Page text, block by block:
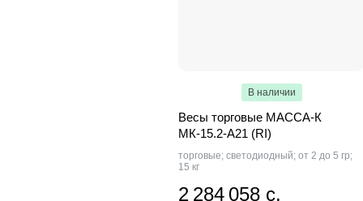
В наличии
Весы торговые МАССА-К
МК-15.2-А21 (RI)
торговые; светодиодный; от 2 до 5 гр;
15 кг
2 284 058 с.